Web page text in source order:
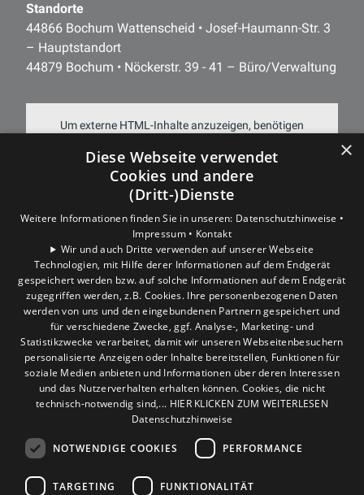
Standorte
44866 Bochum Wattenscheid • Josef-Haumann-Str. 3
– Hauptstandort
44879 Bochum • Nöckerstr. 39 - 41 – Büro/Verwaltung
Um externe HTML-Inhalte anzuzeigen, benötigen
Weitere Informationen finden Sie in unserer
Datenschutzerklärung.
COOKIE-EINSTELLUNGEN ÖFFNEN
×
Diese Webseite verwendet
Cookies und andere
(Dritt-)Dienste
Weitere Informationen finden Sie in unseren: Datenschutzhinweise •
Impressum • Kontakt
Wir und auch Dritte verwenden auf unserer Webseite
Technologien, mit Hilfe derer Informationen auf dem Endgerät
gespeichert werden bzw. auf solche Informationen auf dem Endgerät
zugegriffen werden, z.B. Cookies. Ihre personenbezogenen Daten
werden von uns und den eingebundenen Partnern gespeichert und
für verschiedene Zwecke, ggf. Analyse-, Marketing- und
Statistikzwecke verarbeitet, damit wir unseren Webseitenbesuchern
personalisierte Anzeigen oder Inhalte bereitstellen, Funktionen für
soziale Medien anbieten und Informationen über deren Interessen
und das Nutzerverhalten erhalten können. Cookies, die nicht
technisch-notwendig sind,... HIER KLICKEN ZUM WEITERLESEN
Datenschutzhinweise
NOTWENDIGE COOKIES PERFORMANCE
TARGETING FUNKTIONALITÄT